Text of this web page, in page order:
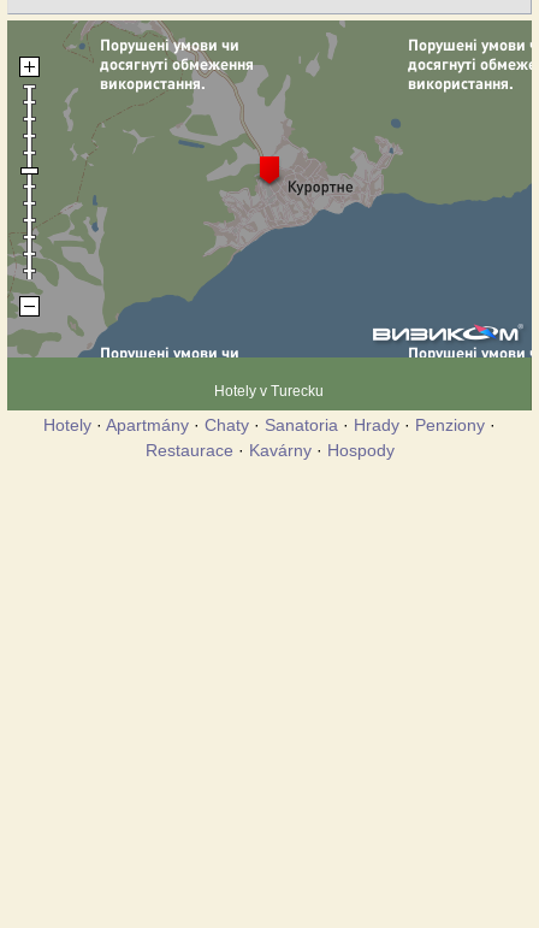
Hotely v Turecku
Hotely · Apartmány · Chaty · Sanatoria · Hrady · Penziony ·
Restaurace · Kavárny· Hospody